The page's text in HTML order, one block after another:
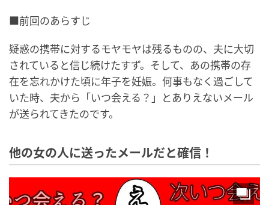
■前回のあらすじ
疑惑の携帯に対するモヤモヤは残るものの、夫に大切
されていると信じ続けたすず。そして、あの携帯の存
在を忘れかけた頃に年子を妊娠。何事もなく過ごして
いた時、夫から「いつ会える？」とありえないメール
が送られてきたのです。
他の女の人に送ったメールだと確信！